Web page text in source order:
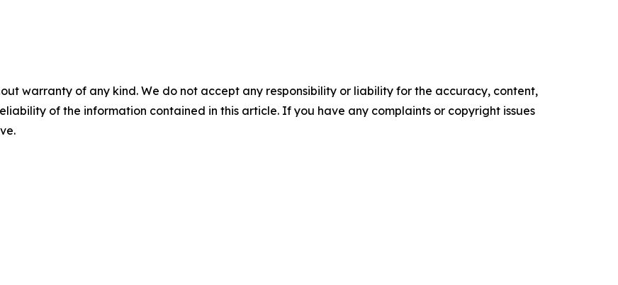
warranty of any kind. We do not accept any responsibility or liability for the accuracy, content,
of the information contained in this article. If you have any complaints or copyright issues